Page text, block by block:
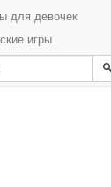
для девочек
игры